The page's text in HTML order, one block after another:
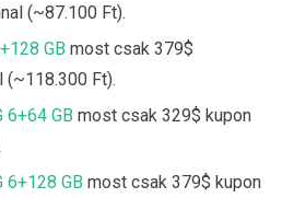
(~87.100 Ft).
GB most csak 379$
(~118.300 Ft).
6+64 GB most csak 329$ kupon
6+128 GB most csak 379$ kupon